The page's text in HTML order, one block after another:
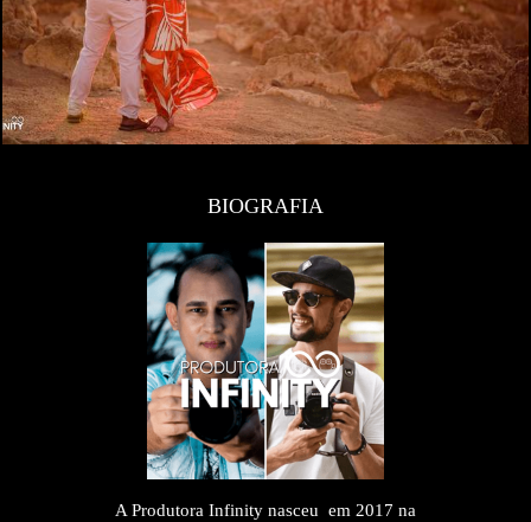
BIOGRAFIA
A Produtora Infinity nasceu em 2017 na